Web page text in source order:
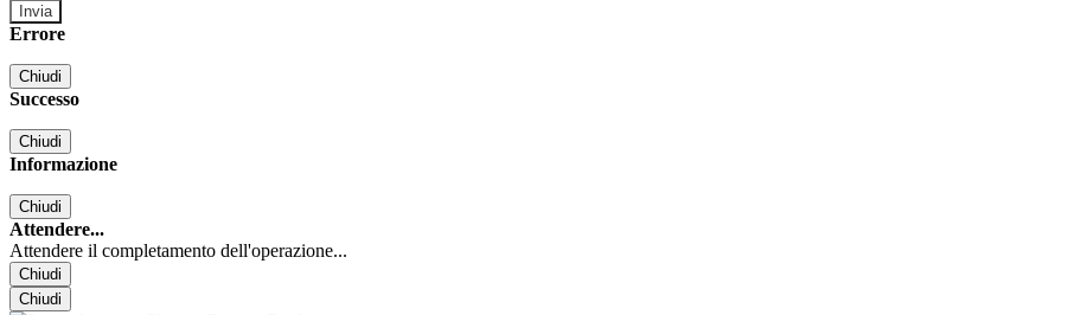
Errore
Chiudi
Successo
Chiudi
Informazione
Chiudi
Attendere...
Attendere il completamento dell'operazione...
Chiudi
Chiudi